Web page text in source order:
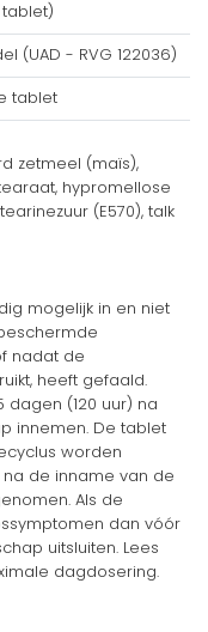
(UAD - RVG 122036)
tablet
zetmeel (maïs),
hypromellose
(E570), talk
mogelijk in en niet
nadat de
heeft gefaald.
dagen (120 uur) na
innemen. De tablet
worden
de inname van de
Als de
dan vóór
uitsluiten. Lees
dagdosering.